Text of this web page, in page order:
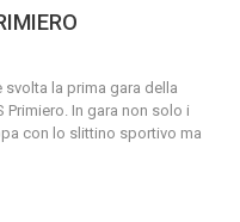
svolta la prima gara della
Primiero. In gara non solo i
con lo slittino sportivo ma